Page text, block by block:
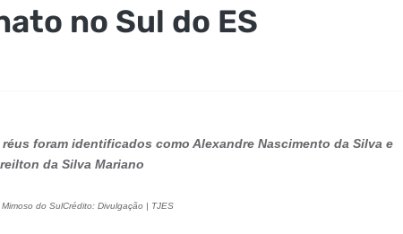
no Sul do ES
foram identificados como Alexandre Nascimento da Silva e
da Silva Mariano
do SulCrédito: Divulgação | TJES